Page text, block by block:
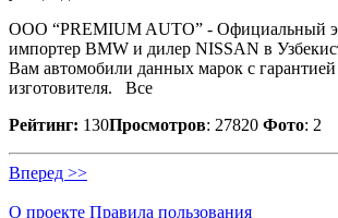
OOO “PREMIUM AUTO” - Официальный
импортер BMW и дилер NISSAN в
Вам автомобили данных марок с гарантией
изготовителя. Все
Рейтинг: 130Просмотров: 27820 Фото: 2
Вперед >>
О проекте Правила пользования